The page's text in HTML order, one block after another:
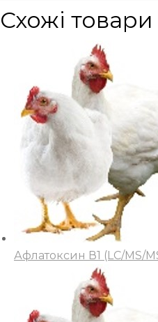
Схожі товари
Афлатоксин В1 (LC/MS/